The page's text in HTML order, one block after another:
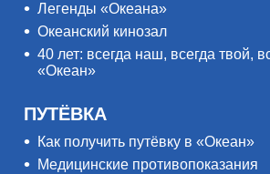
Легенды «Океана»
Океанский кинозал
40 лет: всегда наш, всегда твой,
«Океан»
ПУТЁВКА
Как получить путёвку в «Океан»
Медицинские противопоказания